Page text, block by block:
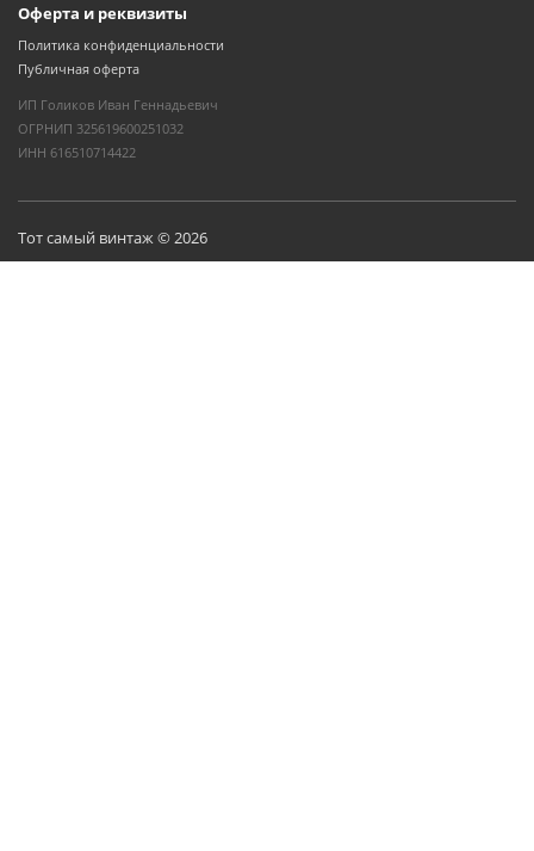
Оферта и реквизиты
Политика конфиденциальности
Публичная оферта
ИП Голиков Иван Геннадьевич
ОГРНИП 325619600251032
ИНН 616510714422
Тот самый винтаж © 2026